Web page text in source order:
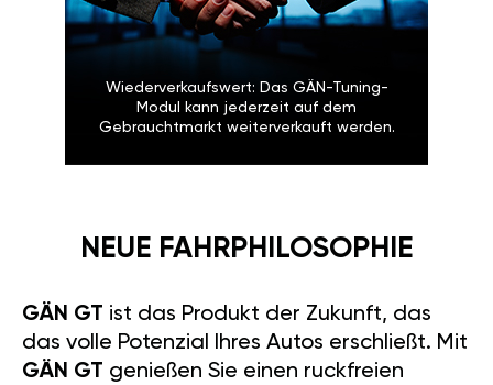
Wiederverkaufswert: Das GÄN-Tuning-
Modul kann jederzeit auf dem
Gebrauchtmarkt weiterverkauft werden.
NEUE FAHRPHILOSOPHIE
GÄN GT ist das Produkt der Zukunft, das
das volle Potenzial Ihres Autos erschließt. Mit
GÄN GT genießen Sie einen ruckfreien